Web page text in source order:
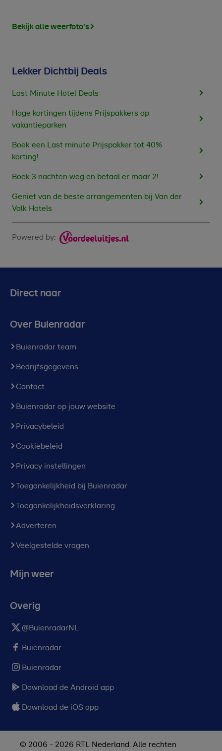
Bekijk alle weerfoto's
Lekker Dichtbij Deals
Last Minute Hotel Deals
Hoge kortingen tijdens Prijspakkers op
vakantieparken
Boek een Last minute Prijspakker tot 40%
korting!
Boek 3 nachten weg en betaal er maar 2!
Geniet van de beste arrangementen bij Van der
Valk Hotels
Powered by:
Direct naar
Over Buienradar
Buienradar team
Bedrijfsgegevens
Contact
Buienradar op jouw website
Privacybeleid
Cookiebeleid
Privacy instellingen
Toegankelijkheid bij Buienradar
Toegankelijkheidsverklaring
Adverteren
Veelgestelde vragen
Mijn weer
Overig
@BuienradarNL
Buienradar
Buienradar
Download de Android app
Download de iOS app
© 2006 - 2026 RTL Nederland. Alle rechten